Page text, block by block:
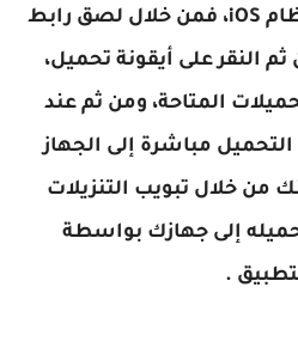
التي يوفرها التطبيق لنظام iOS، فمن خلال لصق رابط
النقر على أيقونة تحميل،
المتاحة، ومن ثم عند
التحميل مباشرة إلى الجهاز
من خلال تبويب التنزيلات
إلى جهازك بواسطة
.